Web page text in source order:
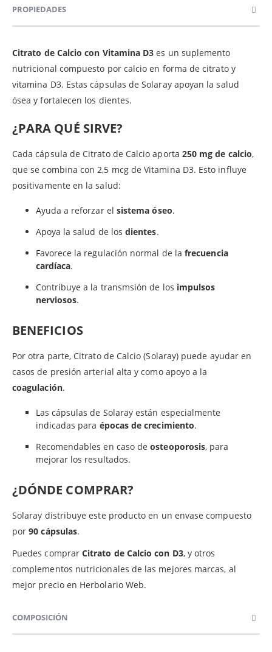
PROPIEDADES
Citrato de Calcio con Vitamina D3 es un suplemento
nutricional compuesto por calcio en forma de citrato y
vitamina D3. Estas cápsulas de Solaray apoyan la salud
ósea y fortalecen los dientes.
¿PARA QUÉ SIRVE?
Cada cápsula de Citrato de Calcio aporta 250 mg de calcio,
que se combina con 2,5 mcg de Vitamina D3. Esto influye
positivamente en la salud:
Ayuda a reforzar el sistema óseo.
Apoya la salud de losdientes.
Favorece la regulación normal de lafrecuencia
cardíaca.
Contribuye a la transmsión de los impulsos
nerviosos.
BENEFICIOS
Por otra parte, Citrato de Calcio (Solaray) puede ayudar en
casos de presión arterial alta y como apoyo a la
coagulación.
Las cápsulas de Solaray están especialmente
indicadas para épocas de crecimiento.
Recomendables en caso deosteoporosis, para
mejorar los resultados.
¿DÓNDE COMPRAR?
Solaray distribuye este producto en un envase compuesto
por90 cápsulas.
Puedes comprarCitrato de Calcio con D3, y otros
complementos nutricionales de las mejores marcas, al
mejor precio en Herbolario Web.
COMPOSICIÓN